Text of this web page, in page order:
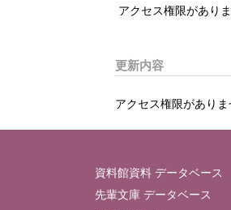
アクセス権限があり
更新内容
アクセス権限があり
資料館資料 データベース
先輩文庫 データベース